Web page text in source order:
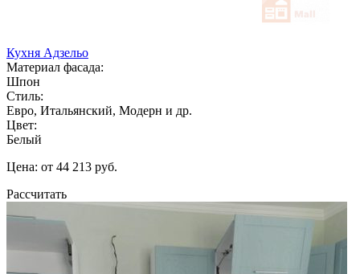
Кухня Адзельо
Материал фасада:
Шпон
Стиль:
Евро, Итальянский, Модерн и др.
Цвет:
Белый
Цена: от 44 213 руб.
Рассчитать